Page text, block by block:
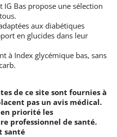
IG Bas propose une sélection
aux diabétiques
en glucides dans leur
à Index glycémique bas, sans
de ce site sont fournies à
pas un avis médical.
en priorité les
professionnel de santé.
santé